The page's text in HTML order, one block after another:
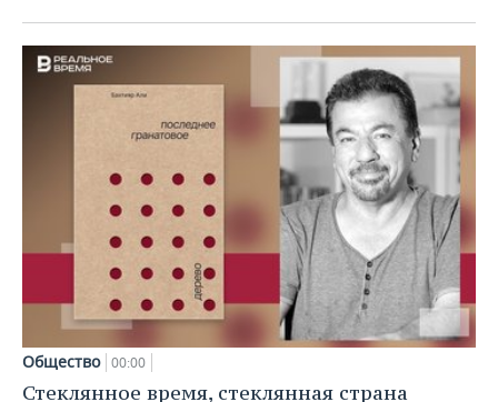
Общество 00:00
Стеклянное время, стеклянная страна